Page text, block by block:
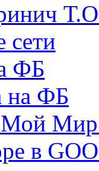
сети
ФБ
на ФБ
Мой
в